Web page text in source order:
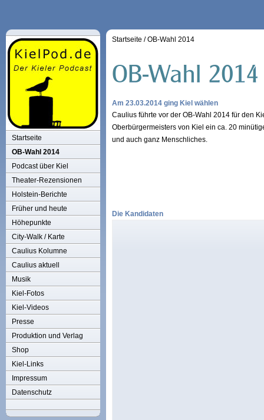
Startseite
OB-Wahl 2014
Podcast über Kiel
Theater-Rezensionen
Holstein-Berichte
Früher und heute
Höhepunkte
City-Walk / Karte
Caulius Kolumne
Caulius aktuell
Musik
Kiel-Fotos
Kiel-Videos
Presse
Produktion und Verlag
Shop
Kiel-Links
Impressum
Datenschutz
Startseite /OB-Wahl 2014
Am 23.03.2014 ging Kiel wählen
Caulius führte vor der OB-Wahl 2014 für den
Oberbürgermeisters von Kiel ein ca. 20
und auch ganz Menschliches.
Die Kandidaten